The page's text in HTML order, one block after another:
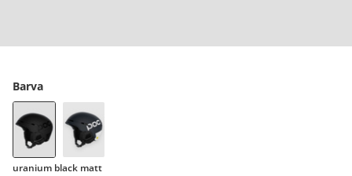
Barva
uranium black matt